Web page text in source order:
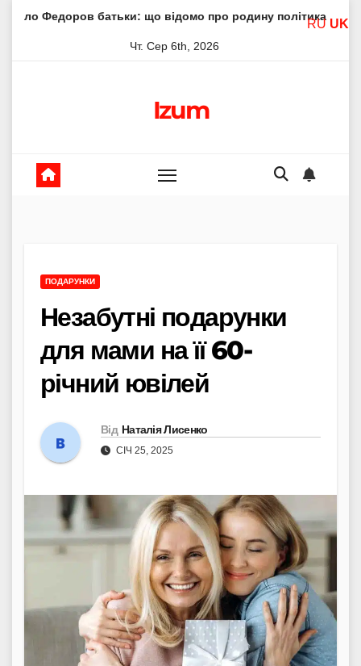
батьки: що відомо про родину політика Молитва
Чт. Сер 6th, 2026
Izum
ПОДАРУНКИ
Незабутні подарунки
для мами на її 60-
річний ювілей
Від Наталія Лисенко
СІЧ 25, 2025
RU UK